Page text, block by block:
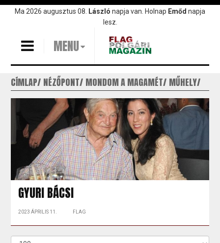
UgrásMa 2026 augusztus 08. László napja van. Holnap Emőd napja
lesz.
MENU
CÍMLAP NÉZŐPONT MONDOM A MAGAMÉT MŰHELY
GYURI BÁCSI
2023 ÁPRILIS 11. FLAG